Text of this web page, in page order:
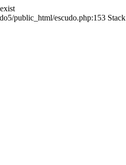
public_html/escudo.php:153